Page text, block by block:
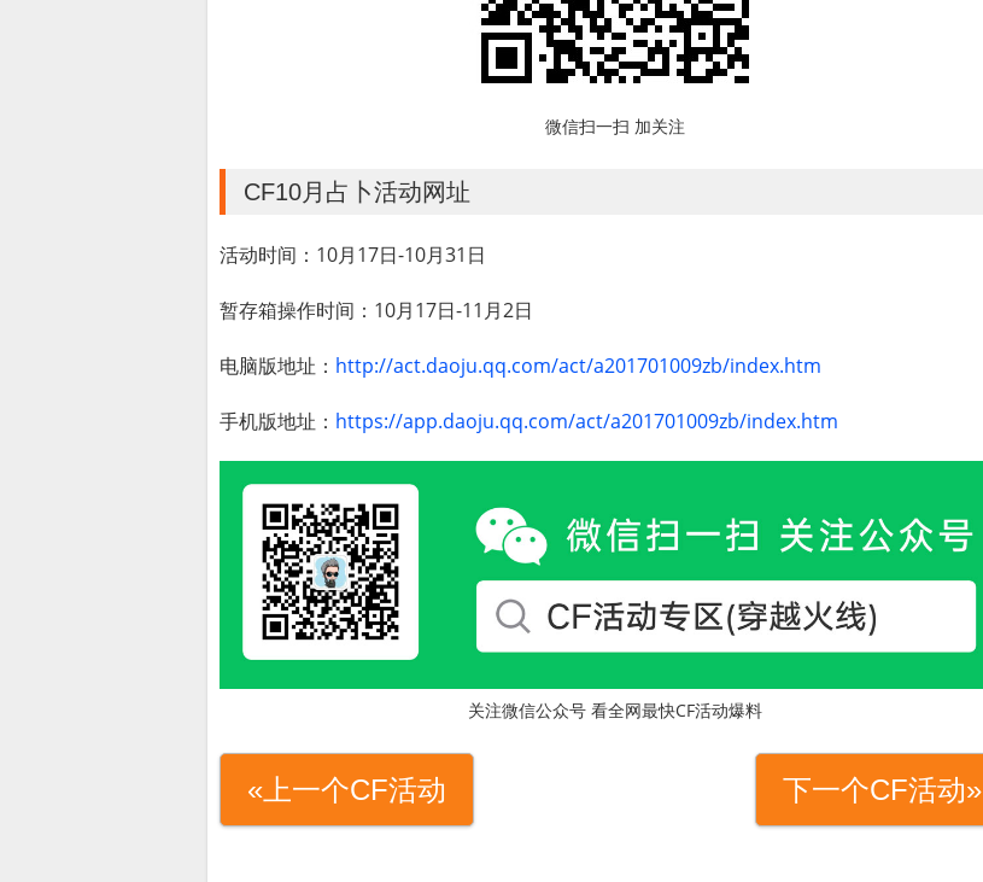
微信扫一扫 加关注
CF10月占卜活动网址
活动时间：10月17日-10月31日
暂存箱操作时间：10月17日-11月2日
电脑版地址： http://act.daoju.qq.com/act/a201701009zb/index.htm
手机版地址： https://app.daoju.qq.com/act/a201701009zb/index.htm
关注微信公众号 看全网最快CF活动爆料
«上一个CF活动 下一个CF活动»